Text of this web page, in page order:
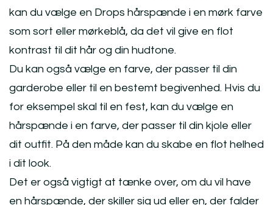
kan du vælge en Drops hårspænde i en mørk farve
som sort eller mørkeblå, da det vil give en flot
kontrast til dit hår og din hudtone.
Du kan også vælge en farve, der passer til din
garderobe eller til en bestemt begivenhed. Hvis du
for eksempel skal til en fest, kan du vælge en
hårspænde i en farve, der passer til din kjole eller
dit outfit. På den måde kan du skabe en flot helhed
i dit look.
Det er også vigtigt at tænke over, om du vil have
en hårspænde, der skiller sig ud eller en, der falder